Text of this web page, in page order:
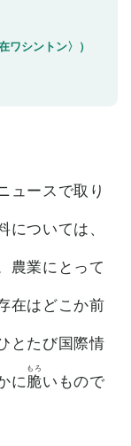
シントン〉）
ュースで取り
については、
農業にとって
在はどこか前
とたび国際情
に 脆いもので